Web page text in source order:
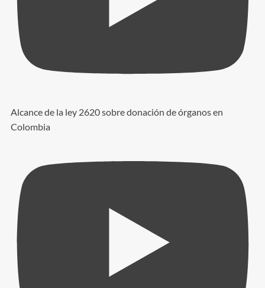
Alcance de la ley 2620 sobre donación de órganos en
Colombia